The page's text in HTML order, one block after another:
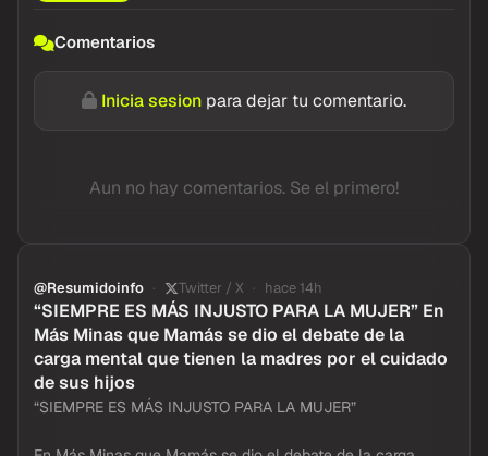
Comentarios
Inicia sesion para dejar tu comentario.
Aun no hay comentarios. Se el primero!
@Resumidoinfo Twitter / X hace 14h
“SIEMPRE ES MÁS INJUSTO PARA LA MUJER” En
Más Minas que Mamás se dio el debate de la
carga mental que tienen la madres por el cuidado
de sus hijos
“SIEMPRE ES MÁS INJUSTO PARA LA MUJER”